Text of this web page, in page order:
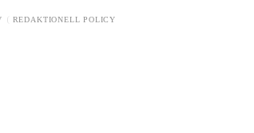
REDAKTIONELL POLICY